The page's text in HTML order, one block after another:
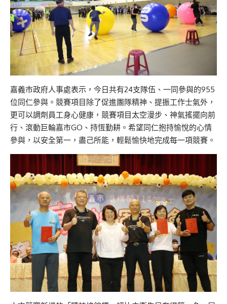
嘉義市政府人事處表示，今日共有24支隊伍、一同參與的955
位同仁參與。競賽項目除了促進團隊精神、提振工作士氣外，
更可以調劑員工身心健康，競賽項目太空漫步、神氣搖擺向前
行、滾動巨輪嘉市GO、持恆勤耕。希望同仁抱持愉悅的心情
參與，以安全第一，盡己所能，輕鬆愉快地完成每一項競賽。